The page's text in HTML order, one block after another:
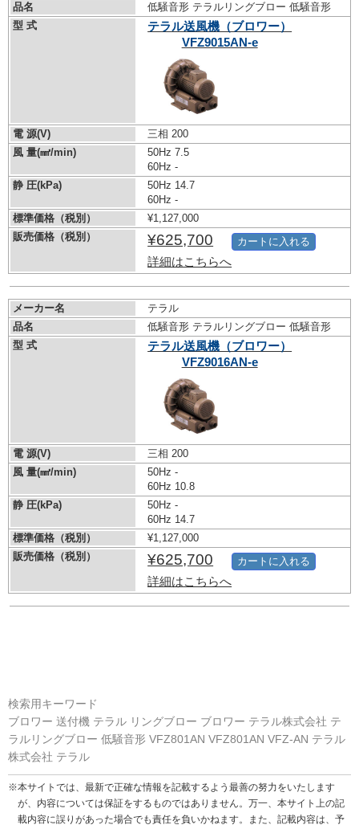
品名
低騒音形 テラルリングブロー 低騒音形
型 式
テラル送風機（ブロワー）
VFZ9015AN-e
電 源(V)
三相 200
風 量(㎣/min)
50Hz 7.5
60Hz -
静 圧(kPa)
50Hz 14.7
60Hz -
標準価格（税別）
¥1,127,000
販売価格（税別）
¥625,700
詳細はこちらへ
カートに入れる
メーカー名
テラル
品名
低騒音形 テラルリングブロー 低騒音形
型 式
テラル送風機（ブロワー）
VFZ9016AN-e
電 源(V)
三相 200
風 量(㎣/min)
50Hz -
60Hz 10.8
静 圧(kPa)
50Hz -
60Hz 14.7
標準価格（税別）
¥1,127,000
販売価格（税別）
¥625,700
詳細はこちらへ
カートに入れる
検索用キーワード
ブロワー 送付機 テラル リングブロー ブロワー テラル株式会社 テ
ラルリングブロー 低騒音形 VFZ801AN VFZ801AN VFZ-AN テラル
株式会社 テラル
※本サイトでは、最新で正確な情報を記載するよう最善の努力をいたします
が、内容については保証をするものではありません。万一、本サイト上の記
載内容に誤りがあった場合でも責任を負いかねます。また、記載内容は、予